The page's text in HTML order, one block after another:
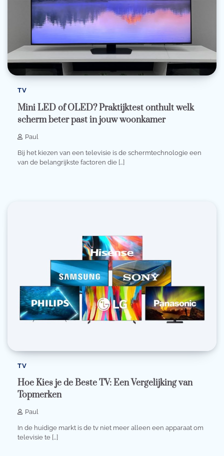
TV
Mini LED of OLED? Praktijktest onthult welk
scherm beter past in jouw woonkamer
Paul
Bij het kiezen van een televisie is de schermtechnologie een
van de belangrijkste factoren die […]
TV
Hoe Kies je de Beste TV: Een Vergelijking van
Topmerken
Paul
In de huidige markt is de tv niet meer alleen een apparaat om
televisie te […]